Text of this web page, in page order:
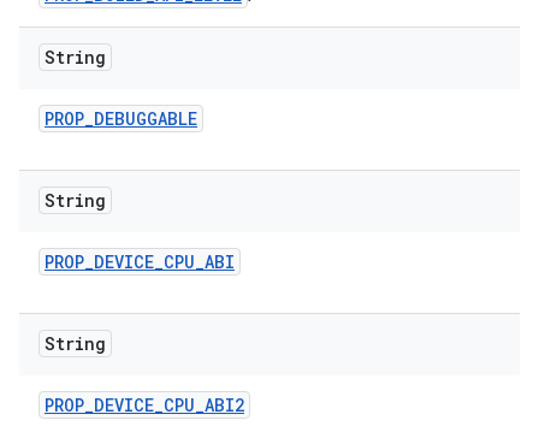
String
PROP_DEBUGGABLE
String
PROP_DEVICE_CPU_ABI
String
PROP_DEVICE_CPU_ABI2